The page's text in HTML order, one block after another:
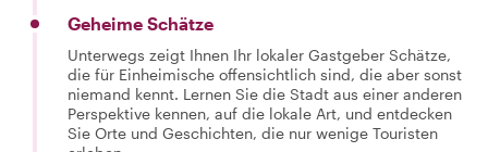
Geheime Schätze
Unterwegs zeigt Ihnen Ihr lokaler Gastgeber Schätze,
die für Einheimische offensichtlich sind, die aber sonst
niemand kennt. Lernen Sie die Stadt aus einer anderen
Perspektive kennen, auf die lokale Art, und entdecken
Sie Orte und Geschichten, die nur wenige Touristen